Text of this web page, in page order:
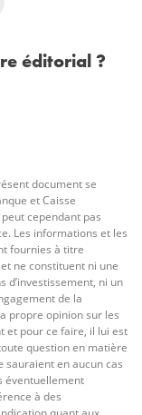
éditorial ?
document se
et Caisse
cependant pas
Les informations et les
fournies à titre
ne constituent ni une
d’investissement, ni un
de la
propre opinion sur les
et pour ce faire, il lui est
question en matière
sauraient en aucun cas
éventuellement
à des